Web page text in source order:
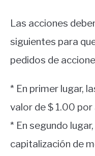
Las acciones
siguientes para
pedidos de
* En primer lugar,
valor de $ 1.00 por
* En segundo
capitalización de